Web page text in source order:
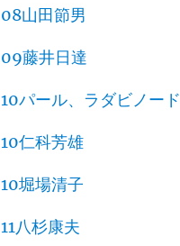
08山田節男
09藤井日達
10パール、ラダビノード
10仁科芳雄
10堀場清子
11八杉康夫